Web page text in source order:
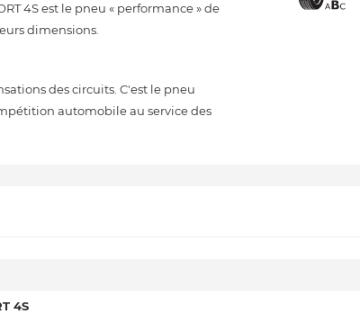
4S est le pneu « performance » de
dimensions.
des circuits. C'est le pneu
automobile au service des
4S